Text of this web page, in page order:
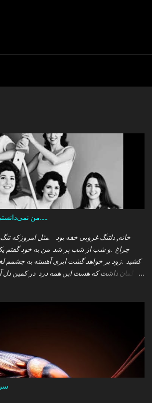
606..... من نمی‌دانستم معنی هرگز را.....
چراغ .و شب از شب پر شد من به خود گفتم
کشید .زود بر خواهد گشت ابری آهسته به چشمم
که گمان داشت که هست این همه درد در کمین دل